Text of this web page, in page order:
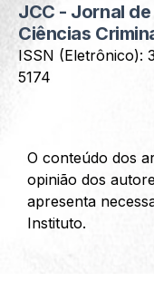
JCC - Jornal de
Ciências
ISSN (Eletrônico):
5174
O conteúdo dos
opinião dos
apresenta
Instituto.